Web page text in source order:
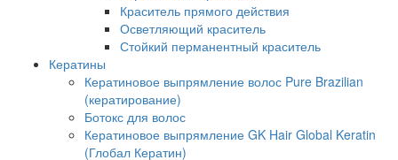
Краситель прямого действия
Осветляющий краситель
Стойкий перманентный краситель
Кератины
Кератиновое выпрямление волос Pure Brazilian
(кератирование)
Ботокс для волос
Кератиновое выпрямление GK Hair Global Keratin
(Глобал Кератин)